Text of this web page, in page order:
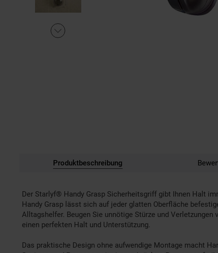
Produktbeschreibung
Der Starlyf® Handy Grasp Sicherheitsgriff gibt Ihnen Halt
Handy Grasp lässt sich auf jeder glatten Oberfläche
Alltagshelfer. Beugen Sie unnötige Stürze und
einen perfekten Halt und Unterstützung.
Das praktische Design ohne aufwendige Montage macht